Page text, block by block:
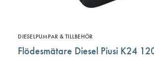
DIESELPUMPAR & TILLBEHÖR
Flödesmätare Diesel Piusi K24